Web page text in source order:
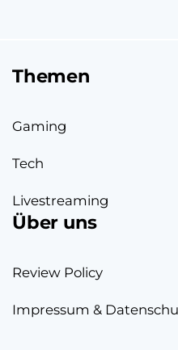
Themen
Gaming
Tech
Livestreaming
Über uns
Review Policy
Impressum &